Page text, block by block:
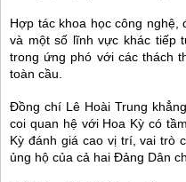
Hợp tác khoa học công nghệ,
và một số lĩnh vực khác tiếp
trong ứng phó với các thách
toàn cầu.
Đồng chí Lê Hoài Trung
coi quan hệ với Hoa Kỳ có
Kỳ đánh giá cao vị trí, vai trò
ủng hộ của cả hai Đảng Dân